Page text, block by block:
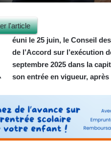
l'article
éuni le 25 juin, le Conseil
de l’Accord sur l’exécution
septembre 2025 dans la
son entrée en vigueur,